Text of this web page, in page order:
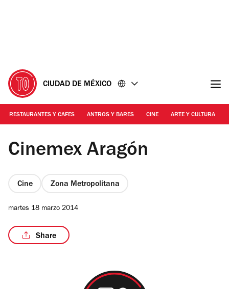
CIUDAD DE MÉXICO
RESTAURANTES Y CAFES ANTROS Y BARES CINE ARTE Y CULTURA
Foto: Alejandra Villegas
Cinemex Aragón
Cine Zona Metropolitana
martes 18 marzo 2014
Share